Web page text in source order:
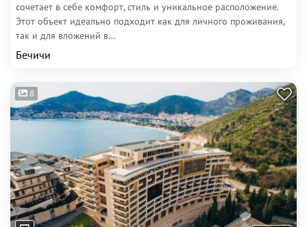
сочетает в себе комфорт, стиль и уникальное расположение.
Этот объект идеально подходит как для личного проживания,
так и для вложений в...
Бечичи
8